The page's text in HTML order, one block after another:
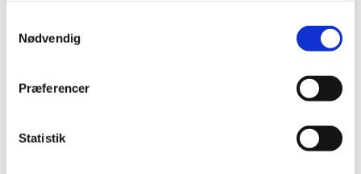
Nødvendig
Præferencer
Statistik